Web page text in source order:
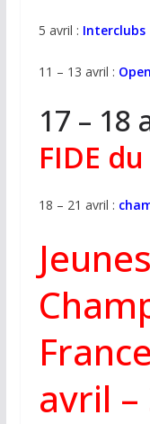
5 avril : Interclubs
11 – 13 avril :
17 – 18
FIDE
18 – 21 avril :
avril